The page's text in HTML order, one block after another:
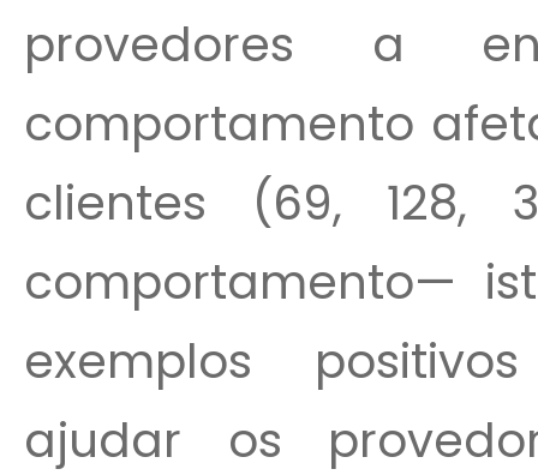
provedores a
comportamento
clientes (69, 128,
comportamento—
exemplos
ajudar os